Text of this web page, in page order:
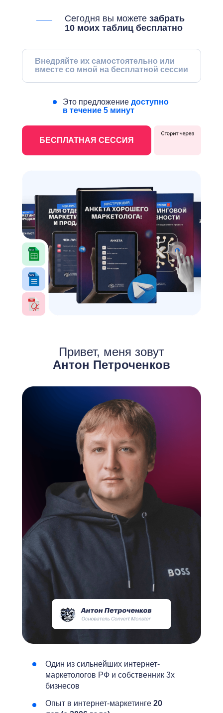
БЕСПЛАТНАЯ СЕССИЯ
Это предложение доступно
в течение 5 минут
Внедряйте их самостоятельно или
вместе со мной на бесплатной сессии
Сегодня вы можете забрать
10 моих таблиц бесплатно
Привет, меня зовут
Антон Петроченков
Один из сильнейших интернет-
маркетологов РФ и собственник 3х
бизнесов
Опыт в интернет-маркетинге 20